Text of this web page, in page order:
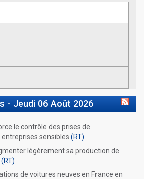
- Jeudi 06 Août 2026
le contrôle des prises de
sensibles (RT)
légèrement sa production de
(RT)
de voitures neuves en France en